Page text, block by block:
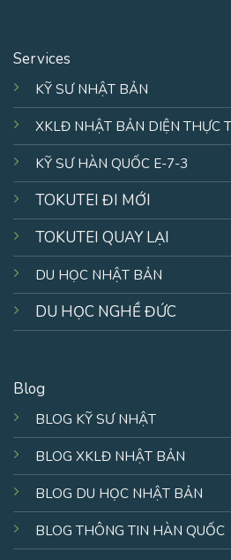
Services
KỸ SƯ NHẬT BẢN
XKLĐ NHẬT BẢN DIỆN THỰC
KỸ SƯ HÀN QUỐC E-7-3
TOKUTEI ĐI MỚI
TOKUTEI QUAY LẠI
DU HỌC NHẬT BẢN
DU HỌC NGHỀ ĐỨC
Blog
BLOG KỸ SƯ NHẬT
BLOG XKLĐ NHẬT BẢN
BLOG DU HỌC NHẬT BẢN
BLOG THÔNG TIN HÀN QUỐC